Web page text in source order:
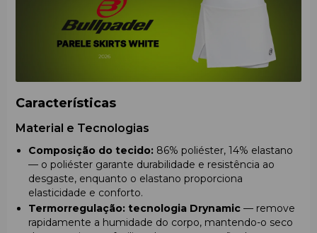
Características
Material e Tecnologias
Composição do tecido: 86% poliéster, 14% elastano
— o poliéster garante durabilidade e resistência ao
desgaste, enquanto o elastano proporciona
elasticidade e conforto.
Termorregulação: tecnologia Drynamic — remove
rapidamente a humidade do corpo, mantendo-o seco